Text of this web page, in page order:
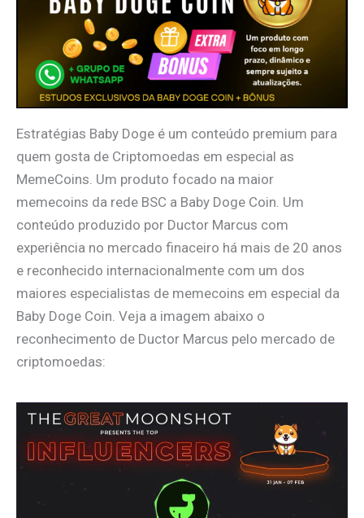
Estratégias Baby Doge é um conteúdo premium para
quem gosta de Criptomoedas em especial as
MemeCoins. Um produto focado na maior
memecoins da rede BSC a Baby Doge Coin. Um
conteúdo produzido por Ductor Marcus com
experiência no mercado finaceiro há mais de 20 anos
e reconhecido internacionalmente com um dos
maiores especialistas de memecoins em especial da
Baby Doge Coin. Veja a imagem abaixo o
reconhecimento de Ductor Marcus pelo mercado de
criptomoedas: